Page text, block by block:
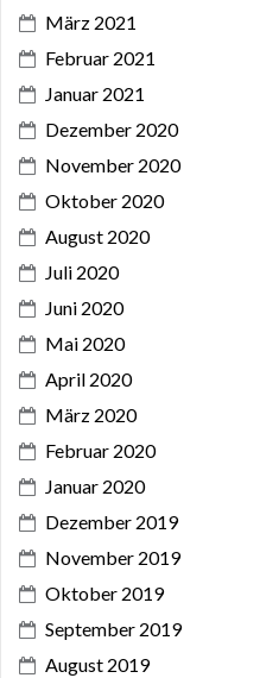
März 2021
Februar 2021
Januar 2021
Dezember 2020
November 2020
Oktober 2020
August 2020
Juli 2020
Juni 2020
Mai 2020
April 2020
März 2020
Februar 2020
Januar 2020
Dezember 2019
November 2019
Oktober 2019
September 2019
August 2019